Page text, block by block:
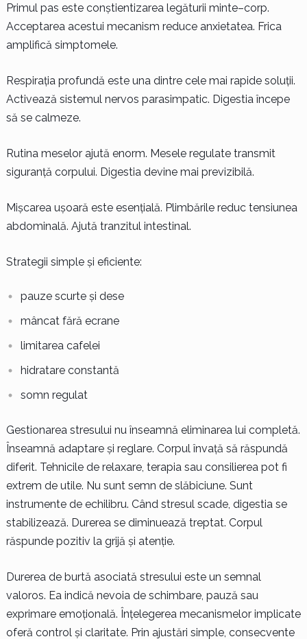
Primul pas este conștientizarea legăturii minte–corp.
Acceptarea acestui mecanism reduce anxietatea. Frica
amplifică simptomele.
Respirația profundă este una dintre cele mai rapide soluții.
Activează sistemul nervos parasimpatic. Digestia începe
să se calmeze.
Rutina meselor ajută enorm. Mesele regulate transmit
siguranță corpului. Digestia devine mai previzibilă.
Mișcarea ușoară este esențială. Plimbările reduc tensiunea
abdominală. Ajută tranzitul intestinal.
Strategii simple și eficiente:
pauze scurte și dese
mâncat fără ecrane
limitarea cafelei
hidratare constantă
somn regulat
Gestionarea stresului nu înseamnă eliminarea lui completă.
Înseamnă adaptare și reglare. Corpul învață să răspundă
diferit. Tehnicile de relaxare, terapia sau consilierea pot fi
extrem de utile. Nu sunt semn de slăbiciune. Sunt
instrumente de echilibru. Când stresul scade, digestia se
stabilizează. Durerea se diminuează treptat. Corpul
răspunde pozitiv la grijă și atenție.
Durerea de burtă asociată stresului este un semnal
valoros. Ea indică nevoia de schimbare, pauză sau
exprimare emoțională. Înțelegerea mecanismelor implicate
oferă control și claritate. Prin ajustări simple, consecvente